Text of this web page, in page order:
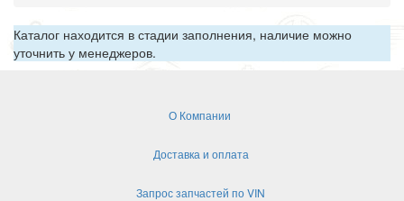
Каталог находится в стадии заполнения, наличие можно
уточнить у менеджеров.
О Компании
Доставка и оплата
Запрос запчастей по VIN